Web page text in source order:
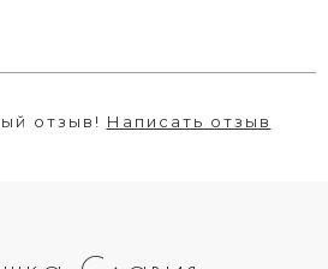
отзыв! Написать отзыв